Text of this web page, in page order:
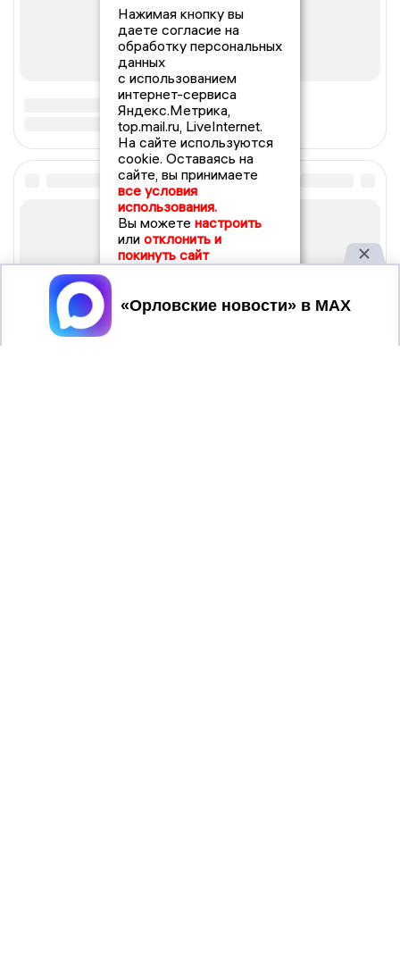
Нажимая кнопку вы
даете согласие на
обработку персональных
данных
с использованием
интернет-сервиса
Яндекс.Метрика,
top.mail.ru, LiveInternet.
На сайте используются
cookie. Оставаясь на
сайте, вы принимаете
все условия
использования.
Вы можете настроить
или отклонить и
покинуть сайт
Принять